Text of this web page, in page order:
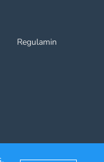
Regulamin